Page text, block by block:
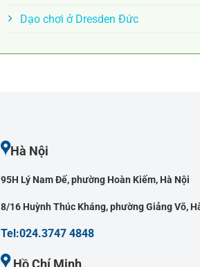
Dạo chơi ở Dresden Đức
Hà Nội
95H Lý Nam Đế, phường Hoàn Kiếm, Hà Nội
8/16 Huỳnh Thúc Kháng, phường Giảng Võ,
Tel:024.3747 4848
Hồ Chí Minh